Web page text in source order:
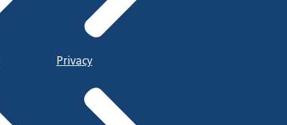
Privacy